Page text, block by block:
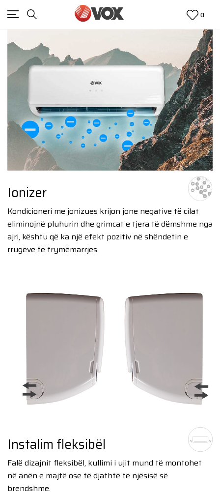
0
Ionizer
Kondicioneri me jonizues krijon jone negative të cilat
eliminojnë pluhurin dhe grimcat e tjera të dëmshme nga
ajri, kështu që ka një efekt pozitiv në shëndetin e
rrugëve të frymëmarrjes.
Instalim fleksibël
Falë dizajnit fleksibël, kullimi i ujit mund të montohet
në anën e majtë ose të djathtë të njësisë së
brendshme.